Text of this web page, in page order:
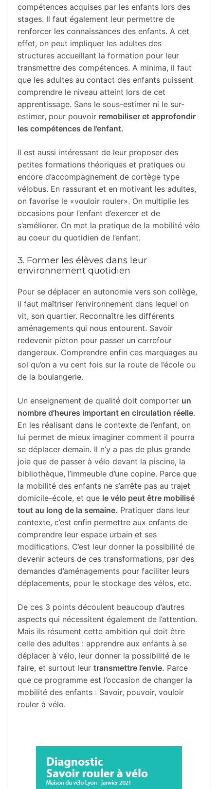
compétences acquises par les enfants lors des
stages. Il faut également leur permettre de
renforcer les connaissances des enfants. A cet
effet, on peut impliquer les adultes des
structures accueillant la formation pour leur
transmettre des compétences. A minima, il faut
que les adultes au contact des enfants puissent
comprendre le niveau atteint lors de cet
apprentissage. Sans le sous-estimer ni le sur-
estimer, pour pouvoir remobiliser et approfondir
les compétences de l’enfant.
Il est aussi intéressant de leur proposer des
petites formations théoriques et pratiques ou
encore d’accompagnement de cortège type
vélobus. En rassurant et en motivant les adultes,
on favorise le «vouloir rouler». On multiplie les
occasions pour l’enfant d’exercer et de
s’améliorer. On met la pratique de la mobilité vélo
au coeur du quotidien de l’enfant.
3. Former les élèves dans leur
environnement quotidien
Pour se déplacer en autonomie vers son collège,
il faut maîtriser l’environnement dans lequel on
vit, son quartier. Reconnaître les différents
aménagements qui nous entourent. Savoir
redevenir piéton pour passer un carrefour
dangereux. Comprendre enfin ces marquages au
sol qu’on a vu cent fois sur la route de l’école ou
de la boulangerie.
Un enseignement de qualité doit comporter un
nombre d’heures important en circulation réelle.
En les réalisant dans le contexte de l’enfant, on
lui permet de mieux imaginer comment il pourra
se déplacer demain. Il n’y a pas de plus grande
joie que de passer à vélo devant la piscine, la
bibliothèque, l’immeuble d’une copine. Parce que
la mobilité des enfants ne s’arrête pas au trajet
domicile-école, et que le vélo peut être mobilisé
tout au long de la semaine. Pratiquer dans leur
contexte, c’est enfin permettre aux enfants de
comprendre leur espace urbain et ses
modifications. C’est leur donner la possibilité de
devenir acteurs de ces transformations, par des
demandes d’aménagements pour faciliter leurs
déplacements, pour le stockage des vélos, etc.
De ces 3 points découlent beaucoup d’autres
aspects qui nécessitent également de l’attention.
Mais ils résument cette ambition qui doit être
celle des adultes : apprendre aux enfants à se
déplacer à vélo, leur donner la possibilité de le
faire, et surtout leur transmettre l’envie. Parce
que ce programme est l’occasion de changer la
mobilité des enfants : Savoir, pouvoir, vouloir
rouler à vélo.